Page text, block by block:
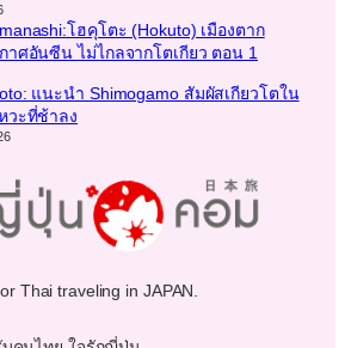
โฮคุโตะ (Hokuto) เมืองตาก
าศอันซีน ไม่ไกลจากโตเกียว ตอน 1
แนะนำ Shimogamo สัมผัสเกียวโตใน
วะที่ช้าลง
Thai traveling in JAPAN.